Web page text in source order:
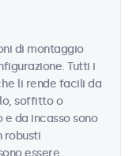
di montaggio
Tutti i
li rende facili da
soffitto o
da incasso sono
robusti
essere